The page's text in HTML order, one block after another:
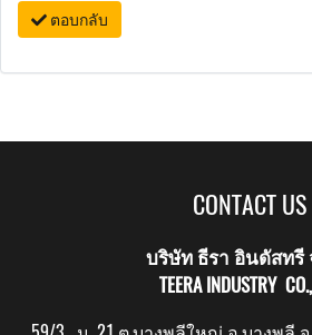
ตอบกลับ
CONTACT US
บริษัท ธีรา อินดัสทรี
TEERA INDUSTRY